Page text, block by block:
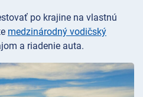
po krajine na vlastnú
medzinárodný vodičský
a riadenie auta.